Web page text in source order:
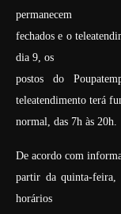
permanecem
fechados e o
dia 9, os
postos do
teleatendimento terá
normal, das 7h às 20h.
De acordo com
partir da quinta-feira,
horários